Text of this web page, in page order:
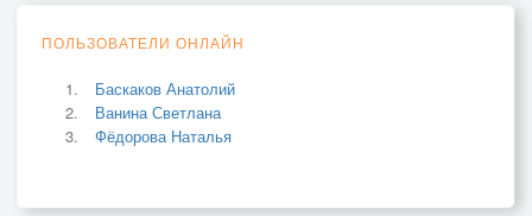
ПОЛЬЗОВАТЕЛИ ОНЛАЙН
Баскаков Анатолий
Ванина Светлана
Фёдорова Наталья